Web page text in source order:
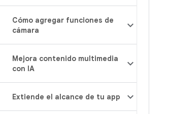
Cómo agregar funciones de
cámara
Mejora contenido multimedia
con IA
Extiende el alcance de tu app